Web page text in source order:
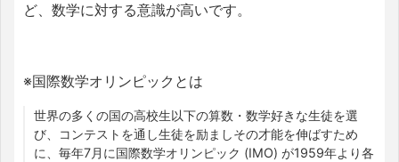
ど、数学に対する意識が高いです。
※国際数学オリンピックとは
世界の多くの国の高校生以下の算数・数学好きな生徒を選
び、コンテストを通し生徒を励ましその才能を伸ばすため
に、毎年7月に国際数学オリンピック (IMO) が1959年より各